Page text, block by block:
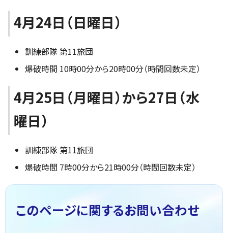
4月24日（日曜日）
訓練部隊 第11旅団
爆破時間 10時00分から20時00分（時間回数未定）
4月25日（月曜日）から27日（水
曜日）
訓練部隊 第11旅団
爆破時間 7時00分から21時00分（時間回数未定）
このページに関するお問い合わせ